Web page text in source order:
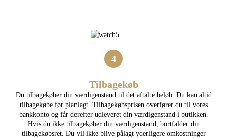
4
Tilbagekøb
Du tilbagekøber din værdigenstand til det aftalte beløb. Du kan altid
tilbagekøbe før planlagt. Tilbagekøbsprisen overfører du til vores
bankkonto og får derefter udleveret din værdigenstand i butikken.
Hvis du ikke tilbagekøber din værdigenstand, bortfalder din
tilbagekøbsret. Du vil ikke blive pålagt yderligere omkostninger